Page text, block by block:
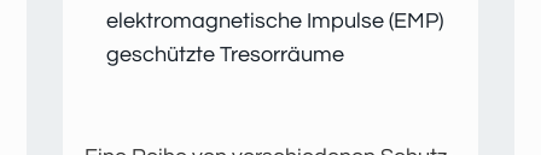
elektromagnetische Impulse (EMP)
geschützte Tresorräume